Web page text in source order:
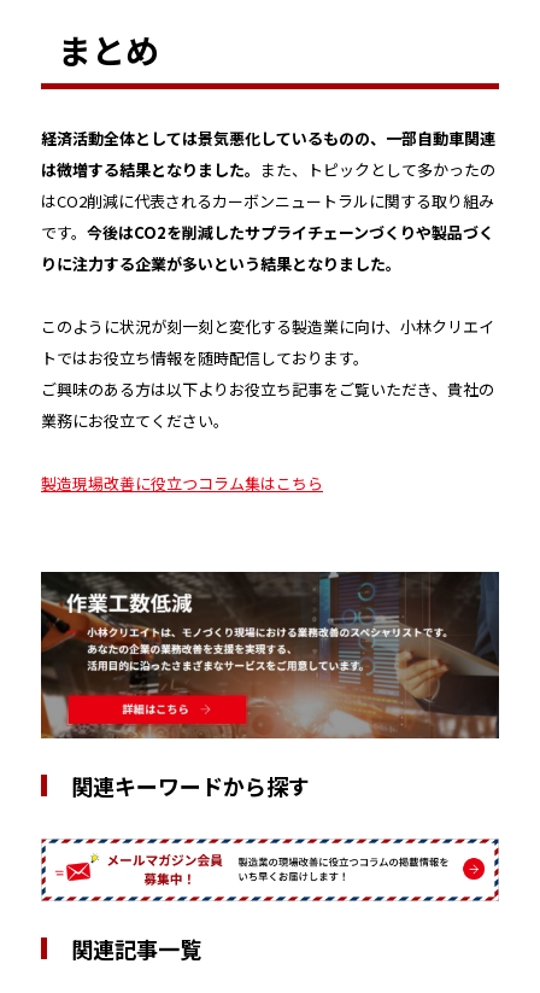
まとめ
経済活動全体としては景気悪化しているものの、一部自動車関連
は微増する結果となりました。 また、トピックとして多かったの
はCO2削減に代表されるカーボンニュートラルに関する取り組み
です。 今後はCO2を削減したサプライチェーンづくりや製品づく
りに注力する企業が多いという結果となりました。
このように状況が刻一刻と変化する製造業に向け、小林クリエイ
トではお役立ち情報を随時配信しております。
ご興味のある方は以下よりお役立ち記事をご覧いただき、貴社の
業務にお役立てください。
製造現場改善に役立つコラム集はこちら
関連キーワードから探す
関連記事一覧